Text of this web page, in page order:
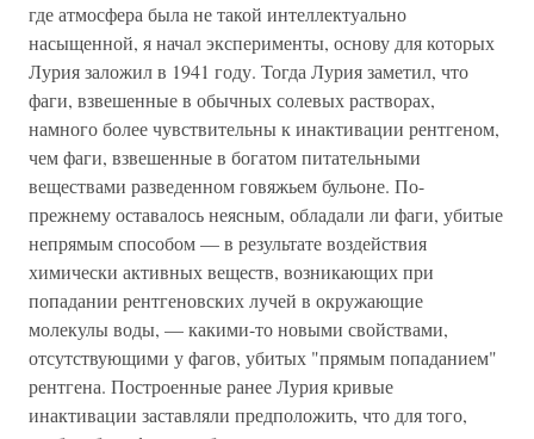
где атмосфера была не такой интеллектуально
насыщенной, я начал эксперименты, основу для которых
Лурия заложил в 1941 году. Тогда Лурия заметил, что
фаги, взвешенные в обычных солевых растворах,
намного более чувствительны к инактивации рентгеном,
чем фаги, взвешенные в богатом питательными
веществами разведенном говяжьем бульоне. По-
прежнему оставалось неясным, обладали ли фаги, убитые
непрямым способом — в результате воздействия
химически активных веществ, возникающих при
попадании рентгеновских лучей в окружающие
молекулы воды, — какими-то новыми свойствами,
отсутствующими у фагов, убитых "прямым попаданием"
рентгена. Построенные ранее Лурия кривые
инактивации заставляли предположить, что для того,